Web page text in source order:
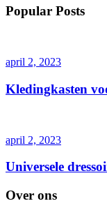
Popular Posts
april 2, 2023
Kledingkasten
april 2, 2023
Universele
Over ons